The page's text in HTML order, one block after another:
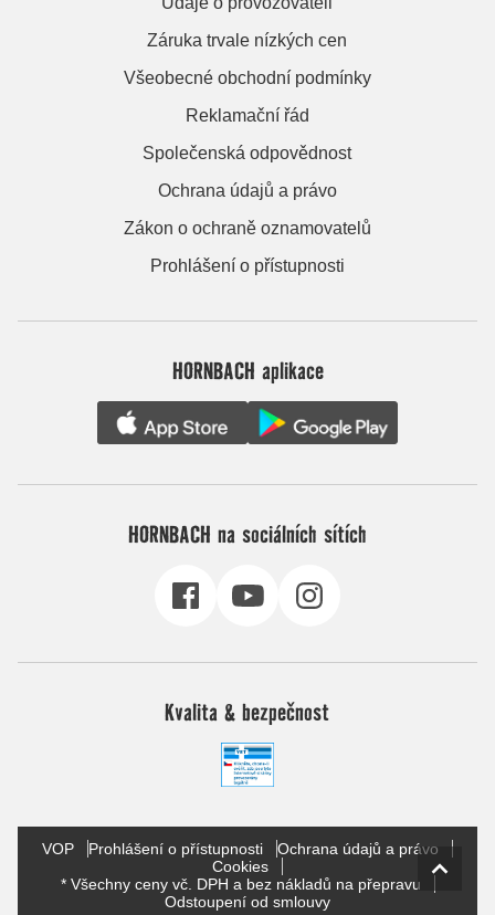
Záruka trvale nízkých cen
Všeobecné obchodní podmínky
Reklamační řád
Společenská odpovědnost
Ochrana údajů a právo
Zákon o ochraně oznamovatelů
Prohlášení o přístupnosti
HORNBACH aplikace
HORNBACH na sociálních sítích
Kvalita & bezpečnost
VOP Prohlášení o přístupnosti
Ochrana údajů a právo
Cookies
* Všechny ceny vč. DPH a bez nákladů na přepravu
Odstoupení od smlouvy